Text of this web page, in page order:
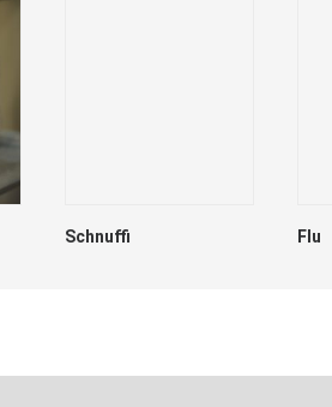
Schnuffi Flu